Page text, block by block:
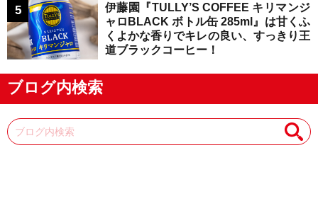
伊藤園『TULLY’S COFFEE キリマンジ
ャロBLACK ボトル缶 285ml』は甘くふ
くよかな香りでキレの良い、すっきり王
道ブラックコーヒー！
ブログ内検索